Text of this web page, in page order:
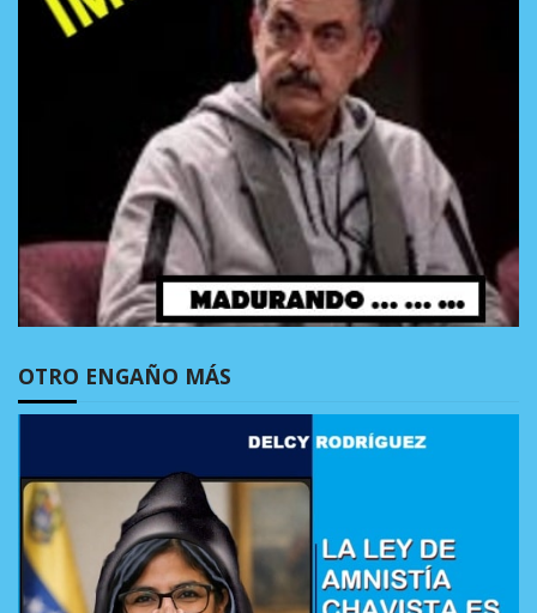
OTRO ENGAÑO MÁS